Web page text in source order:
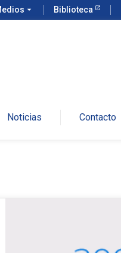
arrow_drop_down Biblioteca
Noticias Contacto